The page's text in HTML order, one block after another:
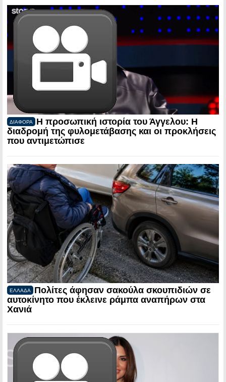
ΔΙΑΦΟΡΑ
Η προσωπική ιστορία του Άγγελου: Η
διαδρομή της φυλομετάβασης και οι προκλήσεις
που αντιμετώπισε
ΕΛΛΑΔΑ
Πολίτες άφησαν σακούλα σκουπιδιών σε
αυτοκίνητο που έκλεινε ράμπα αναπήρων στα
Χανιά